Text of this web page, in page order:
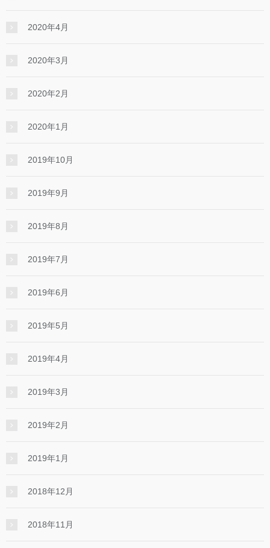
2020年4月
2020年3月
2020年2月
2020年1月
2019年10月
2019年9月
2019年8月
2019年7月
2019年6月
2019年5月
2019年4月
2019年3月
2019年2月
2019年1月
2018年12月
2018年11月